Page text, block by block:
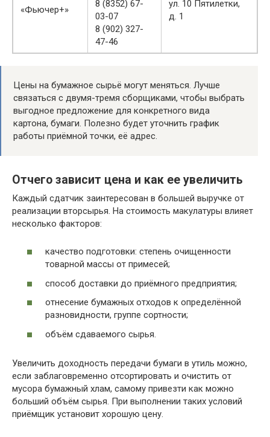
«Фьючер+»
8 (8352) 67-
03-07
8 (902) 327-
47-46
ул. 10 Пятилетки,
д. 1
Цены на бумажное сырьё могут меняться. Лучше
связаться с двумя-тремя сборщиками, чтобы выбрать
выгодное предложение для конкретного вида
картона, бумаги. Полезно будет уточнить график
работы приёмной точки, её адрес.
Отчего зависит цена и как ее увеличить
Каждый сдатчик заинтересован в большей выручке от
реализации вторсырья. На стоимость макулатуры влияет
несколько факторов:
качество подготовки: степень очищенности
товарной массы от примесей;
способ доставки до приёмного предприятия;
отнесение бумажных отходов к определённой
разновидности, группе сортности;
объём сдаваемого сырья.
Увеличить доходность передачи бумаги в утиль можно,
если заблаговременно отсортировать и очистить от
мусора бумажный хлам, самому привезти как можно
больший объём сырья. При выполнении таких условий
приёмщик установит хорошую цену.